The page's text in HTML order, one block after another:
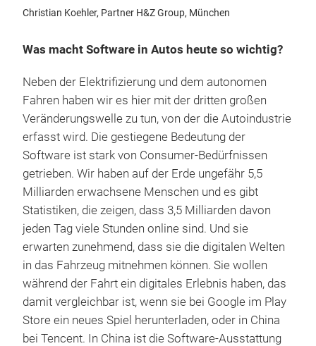
Christian Koehler, Partner H&Z Group, München
Was macht Software in Autos heute so wichtig?
Neben der Elektrifizierung und dem autonomen
Fahren haben wir es hier mit der dritten großen
Veränderungswelle zu tun, von der die Autoindustrie
erfasst wird. Die gestiegene Bedeutung der
Software ist stark von Consumer-Bedürfnissen
getrieben. Wir haben auf der Erde ungefähr 5,5
Milliarden erwachsene Menschen und es gibt
Statistiken, die zeigen, dass 3,5 Milliarden davon
jeden Tag viele Stunden online sind. Und sie
erwarten zunehmend, dass sie die digitalen Welten
in das Fahrzeug mitnehmen können. Sie wollen
während der Fahrt ein digitales Erlebnis haben, das
damit vergleichbar ist, wenn sie bei Google im Play
Store ein neues Spiel herunterladen, oder in China
bei Tencent. In China ist die Software-Ausstattung